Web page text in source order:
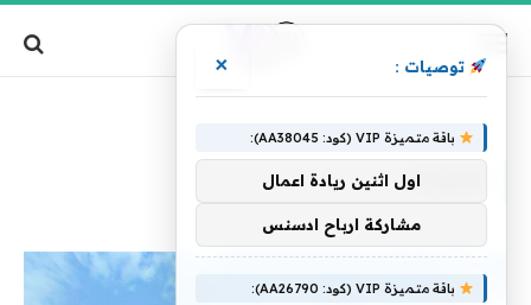
محررات
توصيات : ×
باقة متميزة VIP (كود: AA38045):
اول اثنين ريادة اعمال
مشاركة ارباح ادسنس
باقة متميزة VIP (كود: AA26790):